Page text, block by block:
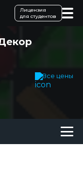
Лицензия
для студентов
Все цены